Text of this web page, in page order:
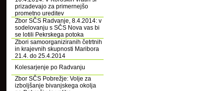
prizadevajo za primernejšo
prometno ureditev
Zbor SČS Radvanje, 8.4.2014: v
sodelovanju s SČS Nova vas bi
se lotili Pekrskega potoka
Zbori samoorganiziranih četrtnih
in krajevnih skupnosti Maribora
21.4. do 25.4.2014
Kolesarjenje po Radvanju
Zbor SČS Pobrežje: Volje za
izboljšanje bivanjskega okolja